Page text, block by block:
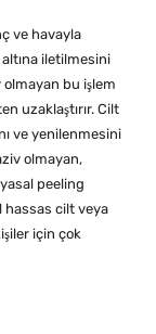
ve havayla
iletilmesini
bu işlem
uzaklaştırır. Cilt
ve yenilenmesini
olmayan,
peeling
hassas cilt veya
için çok